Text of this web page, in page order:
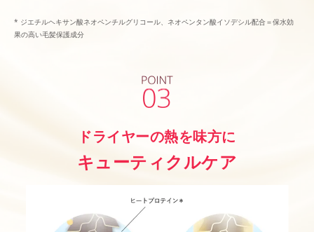
* ジエチルヘキサン酸ネオペンチルグリコール、ネオペンタン酸イソデシル配合＝保水効
果の高い毛髪保護成分
ドライヤーの熱を味方に
キューティクルケア